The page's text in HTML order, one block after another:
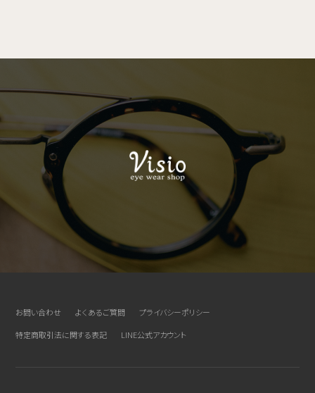
お問い合わせ よくあるご質問
プライバシーポリシー
特定商取引法に関する表記
LINE公式アカウント